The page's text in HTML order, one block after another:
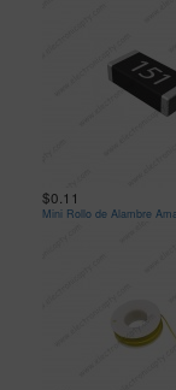
$0.11
Mini Rollo de Alambre